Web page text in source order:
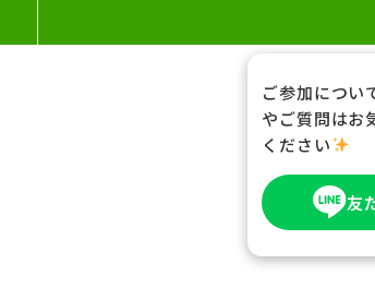
ご参加につい
やご質問はお
ください
友